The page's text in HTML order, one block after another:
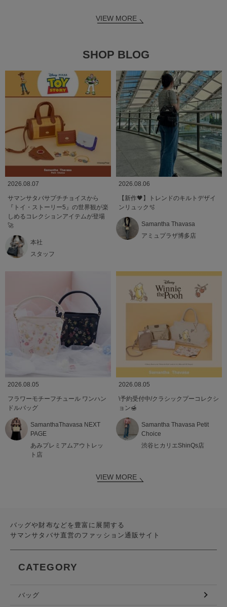
VIEW MORE
SHOP BLOG
2026.08.07
サマンサタバサプチチョイスから
『トイ・ストーリー5』の世界観が楽
しめるコレクションアイテムが登場
🚀
本社
スタッフ
2026.08.06
【新作🖤】トレンドのキルトデザイ
ンリュック🫧
Samantha Thavasa
アミュプラザ博多店
2026.08.05
フラワーモチーフチュール ワンハン
ドルバッグ
SamanthaThavasa NEXT
PAGE
あみプレミアムアウトレッ
ト店
2026.08.05
\予約受付中/クラシックプーコレクシ
ョン🍯
Samantha Thavasa Petit
Choice
渋谷ヒカリエShinQs店
VIEW MORE
バッグや財布などを豊富に展開する
サマンサタバサ直営のファッション通販サイト
CATEGORY
バッグ